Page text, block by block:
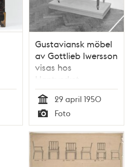
Gustaviansk möbel
av Gottlieb Iwersson
visas hos
Hantverket,
Hantverksföreningen
Tid
29 april 1950
Typ
Foto